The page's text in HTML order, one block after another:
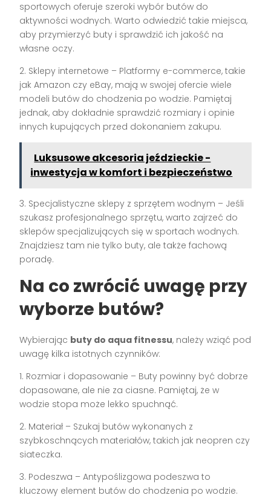
sportowych oferuje szeroki wybór butów do
aktywności wodnych. Warto odwiedzić takie miejsca,
aby przymierzyć buty i sprawdzić ich jakość na
własne oczy.
2. Sklepy internetowe – Platformy e-commerce, takie
jak Amazon czy eBay, mają w swojej ofercie wiele
modeli butów do chodzenia po wodzie. Pamiętaj
jednak, aby dokładnie sprawdzić rozmiary i opinie
innych kupujących przed dokonaniem zakupu.
Luksusowe akcesoria jeździeckie -
inwestycja w komfort i bezpieczeństwo
3. Specjalistyczne sklepy z sprzętem wodnym – Jeśli
szukasz profesjonalnego sprzętu, warto zajrzeć do
sklepów specjalizujących się w sportach wodnych.
Znajdziesz tam nie tylko buty, ale także fachową
poradę.
Na co zwrócić uwagę przy
wyborze butów?
Wybierając buty do aqua fitnessu, należy wziąć pod
uwagę kilka istotnych czynników:
1. Rozmiar i dopasowanie – Buty powinny być dobrze
dopasowane, ale nie za ciasne. Pamiętaj, że w
wodzie stopa może lekko spuchnąć.
2. Materiał – Szukaj butów wykonanych z
szybkoschnących materiałów, takich jak neopren czy
siateczka.
3. Podeszwa – Antypoślizgowa podeszwa to
kluczowy element butów do chodzenia po wodzie.